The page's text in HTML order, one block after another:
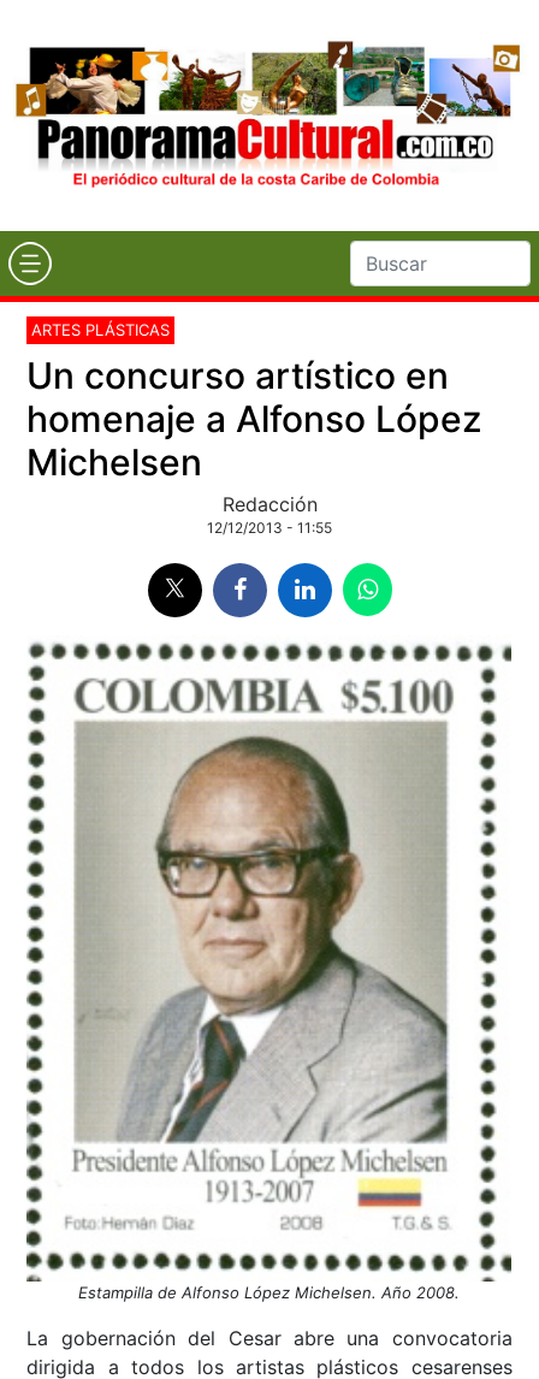
ARTES PLÁSTICAS
Un concurso artístico en
homenaje a Alfonso López
Michelsen
Redacción
12/12/2013 - 11:55
Estampilla de Alfonso López Michelsen. Año 2008.
La gobernación del Cesar abre una convocatoria
dirigida a todos los artistas plásticos cesarenses